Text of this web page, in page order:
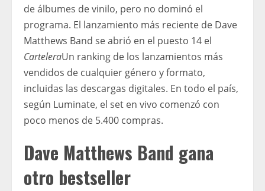
de álbumes de vinilo, pero no dominó el
programa. El lanzamiento más reciente de Dave
Matthews Band se abrió en el puesto 14 el
CarteleraUn ranking de los lanzamientos más
vendidos de cualquier género y formato,
incluidas las descargas digitales. En todo el país,
según Luminate, el set en vivo comenzó con
poco menos de 5.400 compras.
Dave Matthews Band gana
otro bestseller